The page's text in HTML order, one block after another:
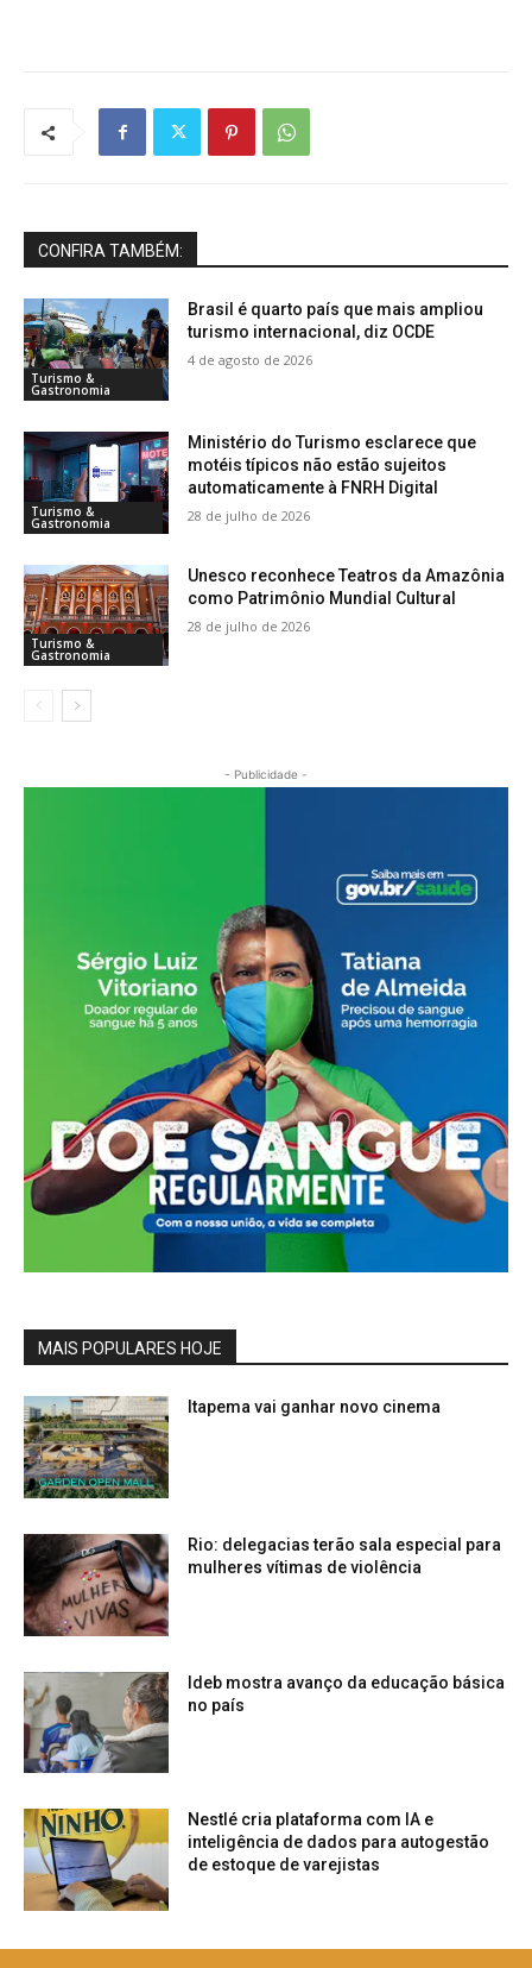
CONFIRA TAMBÉM:
Turismo &
Gastronomia
Brasil é quarto país que mais ampliou
turismo internacional, diz OCDE
4 de agosto de 2026
Turismo &
Gastronomia
Ministério do Turismo esclarece que
motéis típicos não estão sujeitos
automaticamente à FNRH Digital
28 de julho de 2026
Turismo &
Gastronomia
Unesco reconhece Teatros da Amazônia
como Patrimônio Mundial Cultural
28 de julho de 2026
- Publicidade -
MAIS POPULARES HOJE
Itapema vai ganhar novo cinema
Rio: delegacias terão sala especial para
mulheres vítimas de violência
Ideb mostra avanço da educação básica
no país
Nestlé cria plataforma com IA e
inteligência de dados para autogestão
de estoque de varejistas